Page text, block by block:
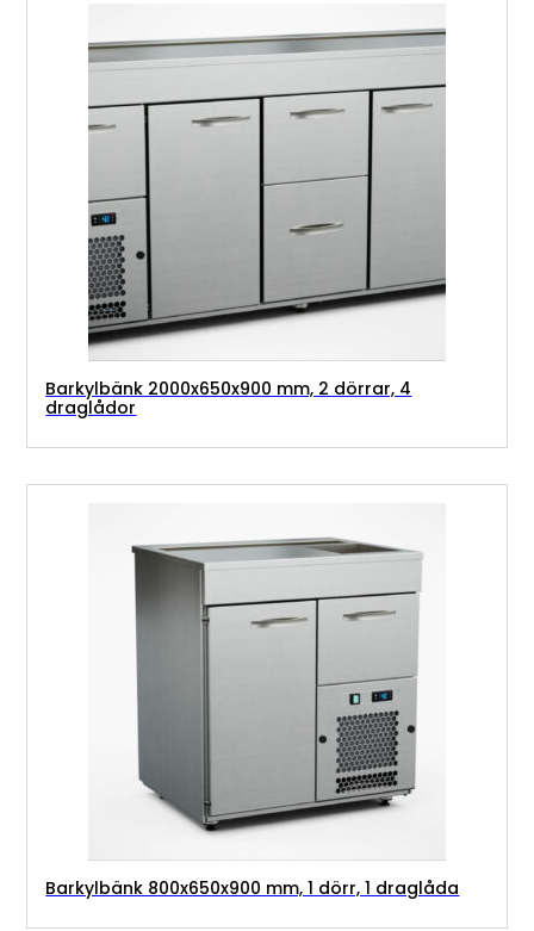
Barkylbänk 2000x650x900 mm, 2 dörrar, 4
draglådor
Barkylbänk 800x650x900 mm, 1 dörr, 1 draglåda